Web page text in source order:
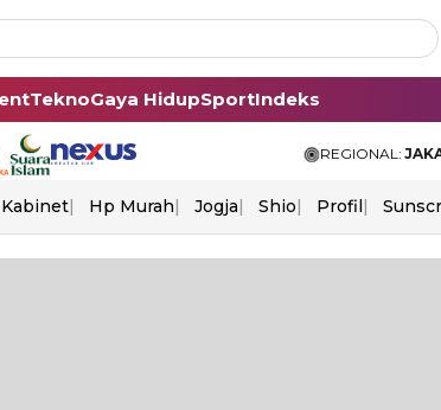
TeknoGaya HidupSportIndeks
REGIONAL:
Hp Murah Jogja Shio Profil